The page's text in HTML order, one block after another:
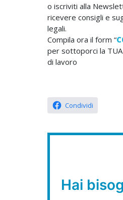
o iscriviti alla
ricevere consigli e
legali.
Compila ora il form “
per sottoporci la
di lavoro
Condividi
Hai